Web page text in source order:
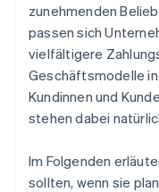
Unterstützung
Laufende
zunehmenden
passen sich
vielfältigere
Geschäftsmodelle
Kundinnen und
stehen dabei
Im Folgenden
sollten, wenn sie